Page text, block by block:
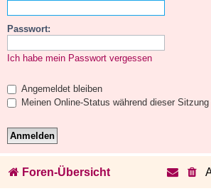
Passwort:
Ich habe mein Passwort vergessen
Angemeldet bleiben
Meinen Online-Status während dieser
Foren-Übersicht